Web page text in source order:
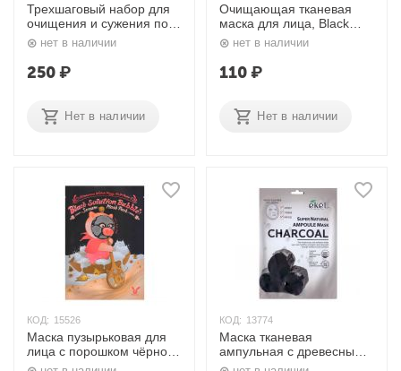
Трехшаговый набор для
очищения и сужения пор
25 мл.+2 мл.+2 мл.
Elizavecca
нет в наличии
250₽
Нет в наличии
Очищающая тканевая
маска для лица, Black
Charcoal Honey Deep
Power Ringer Mask Pack
23 мл. Elizavecca
нет в наличии
110₽
Нет в наличии
КОД: 15526
Маска пузырьковая для
лица с порошком чёрного
угля Black Solution Bubble
КОД: 13774
Маска тканевая
ампульная с древесным
углем Ampoule Mask